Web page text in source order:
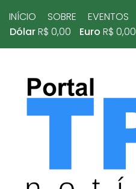
INÍCIO SOBRE EVENTOS
DólarR$ 0,00 Euro R$ 0,00